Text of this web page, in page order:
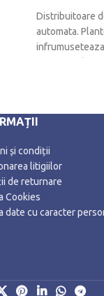
Distribuitoare
automata.
și condiții
litigiilor
de returnare
Cookies
date cu caracter